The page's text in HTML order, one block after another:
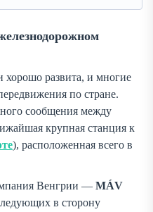
хорошо развита, и многие
по стране.
сообщения между
крупная станция к
), расположенная всего в
Венгрии — MÁV
в сторону